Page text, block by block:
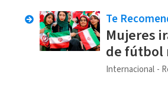
Te
Mujeres
de fútbol
Internacional